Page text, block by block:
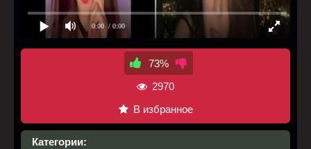
0:00 / 0:00
73%
2970
В избранное
Категории: